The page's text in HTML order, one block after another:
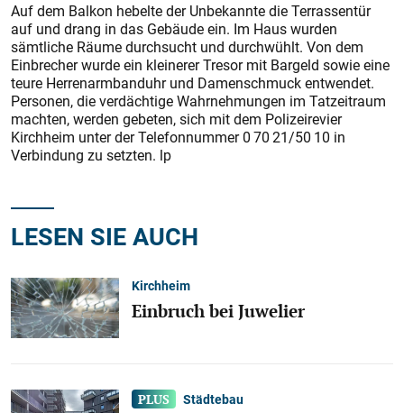
Auf dem Balkon hebelte der Unbekannte die Terrassentür
auf und drang in das Gebäude ein. Im Haus wurden
sämtliche Räume durchsucht und durchwühlt. Von dem
Einbrecher wurde ein kleinerer Tresor mit Bargeld sowie eine
teure Herrenarmbanduhr und Damenschmuck entwendet.
Personen, die verdächtige Wahrnehmungen im Tatzeitraum
machten, werden gebeten, sich mit dem Polizeirevier
Kirchheim unter der Telefonnummer 0 70 21/50 10 in
Verbindung zu setzten. lp
LESEN SIE AUCH
Kirchheim
Einbruch bei Juwelier
Städtebau